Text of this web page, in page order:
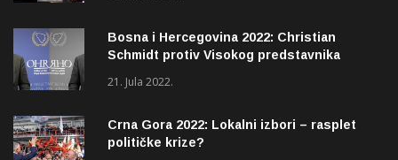
Bosna i Hercegovina 2022: Christian
Schmidt protiv Visokog predstavnika
21. Jula 2022.
Crna Gora 2022: Lokalni izbori – rasplet
političke krize?